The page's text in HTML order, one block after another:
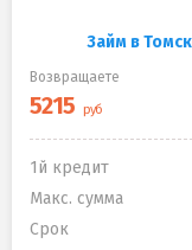
Займ в
Возвращаете
1й кредит
Макс. сумма
Срок